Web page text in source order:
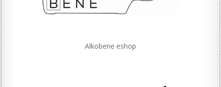
Alkobene eshop